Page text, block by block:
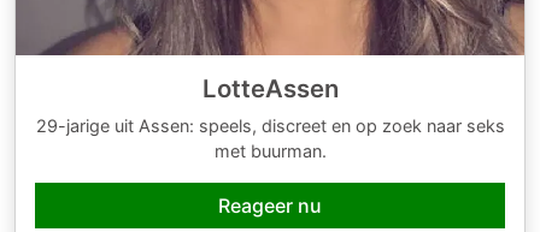
LotteAssen
29-jarige uit Assen: speels, discreet en op zoek naar seks
met buurman.
Reageer nu